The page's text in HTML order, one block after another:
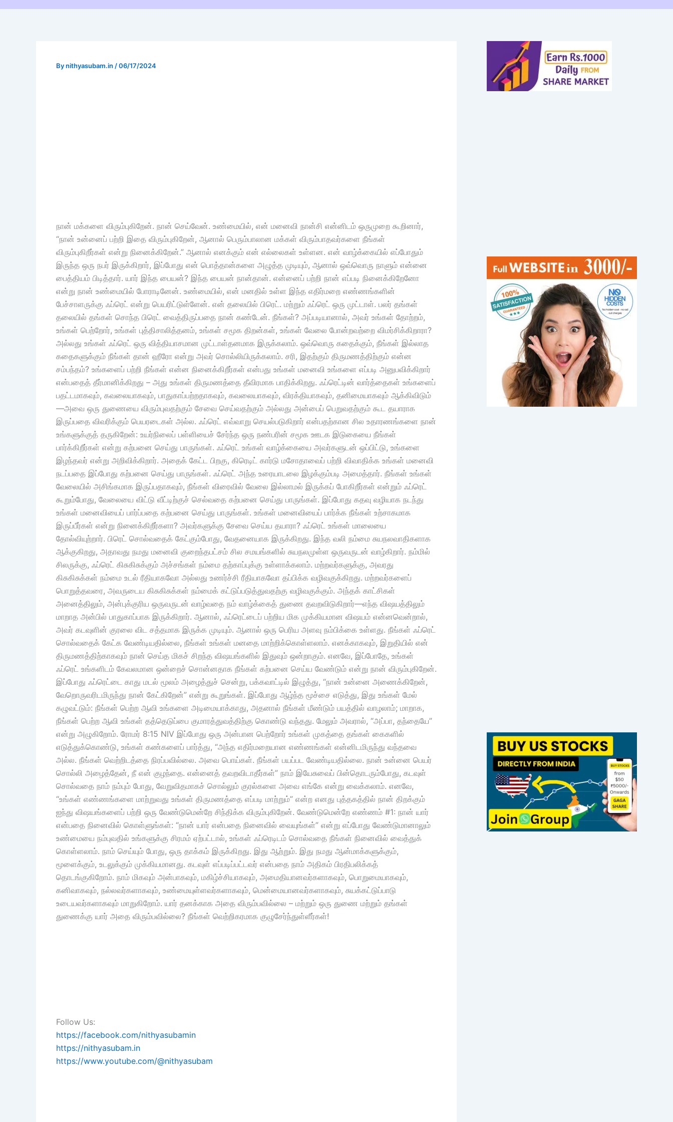
Bynithyasubam.in /06/17/2024
நான் மக்களை விரும்புகிறேன். நான் செய்வேன். உண்மையில், என் மனைவி நான்சி என்னிடம் ஒருமுறை கூறினார்,
“நான் உன்னைப் பற்றி இதை விரும்புகிறேன், ஆனால் பெரும்பாலான மக்கள் விரும்பாதவர்களை நீங்கள்
விரும்புகிறீர்கள் என்று நினைக்கிறேன்.” ஆனால் எனக்கும் என் எல்லைகள் உள்ளன. என் வாழ்க்கையில் எப்போதும்
இருந்த ஒரு நபர் இருக்கிறார், இப்போது என் பொத்தான்களை அழுத்த முடியும், ஆனால் ஒவ்வொரு நாளும் என்னை
பைத்தியம் பிடித்தார். யார் இந்த பையன்? இந்த பையன் நான்தான். என்னைப் பற்றி நான் எப்படி நினைக்கிறேனோ
என்று நான் உண்மையில் போராடினேன். உண்மையில், என் மனதில் உள்ள இந்த எதிர்மறை எண்ணங்களின்
பேச்சாளருக்கு ஃப்ரெட் என்று பெயரிட்டுள்ளேன். என் தலையில் பிரெட். மற்றும் ஃப்ரெட் ஒரு முட்டாள். பலர் தங்கள்
தலையில் தங்கள் சொந்த பிரெட் வைத்திருப்பதை நான் கண்டேன். நீங்கள்? அப்படியானால், அவர் உங்கள் தோற்றம்,
உங்கள் பெற்றோர், உங்கள் புத்திசாலித்தனம், உங்கள் சமூக திறன்கள், உங்கள் வேலை போன்றவற்றை விமர்சிக்கிறாரா?
அல்லது உங்கள் ஃப்ரெட் ஒரு வித்தியாசமான முட்டாள்தனமாக இருக்கலாம். ஒவ்வொரு கதைக்கும், நீங்கள் இல்லாத
கதைகளுக்கும் நீங்கள் தான் ஹீரோ என்று அவர் சொல்லியிருக்கலாம். சரி, இதற்கும் திருமணத்திற்கும் என்ன
சம்பந்தம்? உங்களைப் பற்றி நீங்கள் என்ன நினைக்கிறீர்கள் என்பது உங்கள் மனைவி உங்களை எப்படி அனுபவிக்கிறார்
என்பதைத் தீர்மானிக்கிறது – அது உங்கள் திருமணத்தை தீவிரமாக பாதிக்கிறது. ஃப்ரெட்டின் வார்த்தைகள் உங்களைப்
பதட்டமாகவும், கவலையாகவும், பாதுகாப்பற்றதாகவும், கவலையாகவும், விரக்தியாகவும், தனிமையாகவும் ஆக்கிவிடும்
—அவை ஒரு துணையை விரும்புவதற்கும் சேவை செய்வதற்கும் அல்லது அன்பைப் பெறுவதற்கும் கூட தயாராக
இருப்பதை விவரிக்கும் பெயரடைகள் அல்ல. ஃப்ரெட் எவ்வாறு செயல்படுகிறார் என்பதற்கான சில உதாரணங்களை நான்
உங்களுக்குத் தருகிறேன்: உயர்நிலைப் பள்ளியைச் சேர்ந்த ஒரு நண்பரின் சமூக ஊடக இடுகையை நீங்கள்
பார்க்கிறீர்கள் என்று கற்பனை செய்து பாருங்கள். ஃப்ரெட் உங்கள் வாழ்க்கையை அவர்களுடன் ஒப்பிட்டு, உங்களை
இழந்தவர் என்று அறிவிக்கிறார். அதைக் கேட்ட பிறகு, கிரெடிட் கார்டு மசோதாவைப் பற்றி விவாதிக்க உங்கள் மனைவி
நடப்பதை இப்போது கற்பனை செய்து பாருங்கள். ஃப்ரெட் அந்த உரையாடலை இழக்கும்படி அமைத்தார். நீங்கள் உங்கள்
வேலையில் அசிங்கமாக இருப்பதாகவும், நீங்கள் விரைவில் வேலை இல்லாமல் இருக்கப் போகிறீர்கள் என்றும் ஃப்ரெட்
கூறும்போது, ​​வேலையை விட்டு வீட்டிற்குச் செல்வதை கற்பனை செய்து பாருங்கள். இப்போது கதவு வழியாக நடந்து
உங்கள் மனைவியைப் பார்ப்பதை கற்பனை செய்து பாருங்கள். உங்கள் மனைவியைப் பார்க்க நீங்கள் உற்சாகமாக
இருப்பீர்கள் என்று நினைக்கிறீர்களா? அவர்களுக்கு சேவை செய்ய தயாரா? ஃப்ரெட் உங்கள் மாலையை
தோல்வியுற்றார். பிரெட் சொல்வதைக் கேட்கும்போது, ​​வேதனையாக இருக்கிறது. இந்த வலி நம்மை சுயநலவாதிகளாக
ஆக்குகிறது, அதாவது நமது மனைவி குறைந்தபட்சம் சில சமயங்களில் சுயநலமுள்ள ஒருவருடன் வாழ்கிறார். நம்மில்
சிலருக்கு, ஃப்ரெட் கிசுகிசுக்கும் அச்சங்கள் நம்மை தற்காப்புக்கு உள்ளாக்கலாம். மற்றவர்களுக்கு, அவரது
கிசுகிசுக்கள் நம்மை உடல் ரீதியாகவோ அல்லது உணர்ச்சி ரீதியாகவோ தப்பிக்க வழிவகுக்கிறது. மற்றவர்களைப்
பொறுத்தவரை, அவருடைய கிசுகிசுக்கள் நம்மைக் கட்டுப்படுத்துவதற்கு வழிவகுக்கும். அந்தக் காட்சிகள்
அனைத்திலும், அன்புக்குரிய ஒருவருடன் வாழ்வதை நம் வாழ்க்கைத் துணை தவறவிடுகிறார்—எந்த விஷயத்திலும்
மாறாத அன்பில் பாதுகாப்பாக இருக்கிறார். ஆனால், ஃப்ரெட்டைப் பற்றிய மிக முக்கியமான விஷயம் என்னவென்றால்,
அவர் கடவுளின் குரலை விட சத்தமாக இருக்க முடியும். ஆனால் ஒரு பெரிய அளவு நம்பிக்கை உள்ளது. நீங்கள் ஃப்ரெட்
சொல்வதைக் கேட்க வேண்டியதில்லை, நீங்கள் உங்கள் மனதை மாற்றிக்கொள்ளலாம். எனக்காகவும், இறுதியில் என்
திருமணத்திற்காகவும் நான் செய்த மிகச் சிறந்த விஷயங்களில் இதுவும் ஒன்றாகும். எனவே, இப்போதே, உங்கள்
ஃப்ரெட் உங்களிடம் கேவலமான ஒன்றைச் சொன்னதாக நீங்கள் கற்பனை செய்ய வேண்டும் என்று நான் விரும்புகிறேன்.
இப்போது ஃப்ரெட்டை காது மடல் மூலம் அழைத்துச் சென்று, பக்கவாட்டில் இழுத்து, “நான் உன்னை அணைக்கிறேன்,
வேறொருவரிடமிருந்து நான் கேட்கிறேன்” என்று கூறுங்கள். இப்போது ஆழ்ந்த மூச்சை எடுத்து, இது உங்கள் மேல்
கழுவட்டும்: நீங்கள் பெற்ற ஆவி உங்களை அடிமையாக்காது, அதனால் நீங்கள் மீண்டும் பயத்தில் வாழலாம்; மாறாக,
நீங்கள் பெற்ற ஆவி உங்கள் தத்தெடுப்பை குமாரத்துவத்திற்கு கொண்டு வந்தது. மேலும் அவரால், “அப்பா, தந்தையே”
என்று அழுகிறோம். ரோமர் 8:15 NIV இப்போது ஒரு அன்பான பெற்றோர் உங்கள் முகத்தை தங்கள் கைகளில்
எடுத்துக்கொண்டு, உங்கள் கண்களைப் பார்த்து, “அந்த எதிர்மறையான எண்ணங்கள் என்னிடமிருந்து வந்தவை
அல்ல. நீங்கள் வெற்றிடத்தை நிரப்பவில்லை. அவை பொய்கள். நீங்கள் பயப்பட வேண்டியதில்லை. நான் உன்னை பெயர்
சொல்லி அழைத்தேன், நீ என் குழந்தை. என்னைத் தவறவிடாதீர்கள்” நாம் இயேசுவைப் பின்தொடரும்போது, ​​கடவுள்
சொல்வதை நாம் நம்பும் போது, ​​வேறுவிதமாகச் சொல்லும் குரல்களை அவை எங்கே என்று வைக்கலாம். எனவே,
“உங்கள் எண்ணங்களை மாற்றுவது உங்கள் திருமணத்தை எப்படி மாற்றும்” என்ற எனது புத்தகத்தில் நான் திறக்கும்
ஐந்து விஷயங்களைப் பற்றி ஒரு வேண்டுமென்றே சிந்திக்க விரும்புகிறேன். வேண்டுமென்றே எண்ணம் #1: நான் யார்
என்பதை நினைவில் கொள்ளுங்கள்: “நான் யார் என்பதை நினைவில் வையுங்கள்” என்று எப்போது வேண்டுமானாலும்
உண்மையை நம்புவதில் உங்களுக்கு சிரமம் ஏற்பட்டால், உங்கள் ஃப்ரெடிடம் சொல்வதை நீங்கள் நினைவில் வைத்துக்
கொள்ளலாம். நாம் செய்யும் போது, ​​ஒரு தாக்கம் இருக்கிறது. இது ஆற்றும். இது நமது ஆன்மாக்களுக்கும்,
மூளைக்கும், உடலுக்கும் முக்கியமானது. கடவுள் எப்படிப்பட்டவர் என்பதை நாம் அதிகம் பிரதிபலிக்கத்
தொடங்குகிறோம். நாம் மிகவும் அன்பாகவும், மகிழ்ச்சியாகவும், அமைதியானவர்களாகவும், பொறுமையாகவும்,
கனிவாகவும், நல்லவர்களாகவும், உண்மையுள்ளவர்களாகவும், மென்மையானவர்களாகவும், சுயக்கட்டுப்பாடு
உடையவர்களாகவும் மாறுகிறோம். யார் தனக்காக அதை விரும்பவில்லை – மற்றும் ஒரு துணை மற்றும் தங்கள்
துணைக்கு யார் அதை விரும்பவில்லை? நீங்கள் வெற்றிகரமாக குழுசேர்ந்துள்ளீர்கள்!
Follow Us:
https://facebook.com/nithyasubamin
https://nithyasubam.in
https://www.youtube.com/@nithyasubam